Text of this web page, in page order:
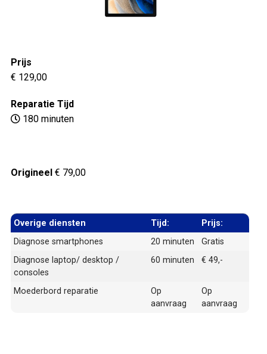
Prijs
€ 129,00
Reparatie Tijd
180 minuten
Origineel € 79,00
Overige diensten Tijd:
Prijs:
Diagnose smartphones
20 minuten
Gratis
Diagnose laptop/ desktop /
consoles
60 minuten € 49,-
Moederbord reparatie
Op
aanvraag
Op
aanvraag